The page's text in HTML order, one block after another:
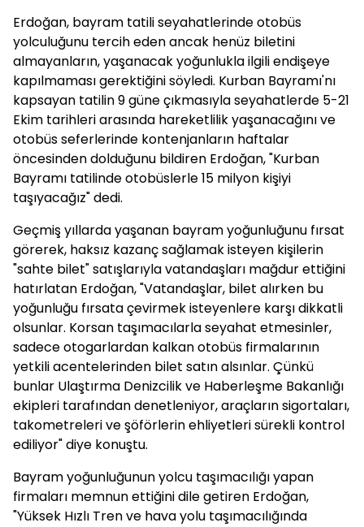
Erdoğan, bayram tatili seyahatlerinde otobüs
yolculuğunu tercih eden ancak henüz biletini
almayanların, yaşanacak yoğunlukla ilgili endişeye
kapılmaması gerektiğini söyledi. Kurban Bayramı'nı
kapsayan tatilin 9 güne çıkmasıyla seyahatlerde 5-21
Ekim tarihleri arasında hareketlilik yaşanacağını ve
otobüs seferlerinde kontenjanların haftalar
öncesinden dolduğunu bildiren Erdoğan, "Kurban
Bayramı tatilinde otobüslerle 15 milyon kişiyi
taşıyacağız" dedi.
Geçmiş yıllarda yaşanan bayram yoğunluğunu fırsat
görerek, haksız kazanç sağlamak isteyen kişilerin
"sahte bilet" satışlarıyla vatandaşları mağdur ettiğini
hatırlatan Erdoğan, "Vatandaşlar, bilet alırken bu
yoğunluğu fırsata çevirmek isteyenlere karşı dikkatli
olsunlar. Korsan taşımacılarla seyahat etmesinler,
sadece otogarlardan kalkan otobüs firmalarının
yetkili acentelerinden bilet satın alsınlar. Çünkü
bunlar Ulaştırma Denizcilik ve Haberleşme Bakanlığı
ekipleri tarafından denetleniyor, araçların sigortaları,
takometreleri ve şöförlerin ehliyetleri sürekli kontrol
ediliyor" diye konuştu.
Bayram yoğunluğunun yolcu taşımacılığı yapan
firmaları memnun ettiğini dile getiren Erdoğan,
"Yüksek Hızlı Tren ve hava yolu taşımacılığında